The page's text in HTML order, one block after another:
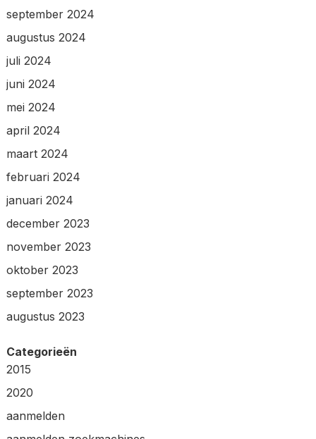
september 2024
augustus 2024
juli 2024
juni 2024
mei 2024
april 2024
maart 2024
februari 2024
januari 2024
december 2023
november 2023
oktober 2023
september 2023
augustus 2023
Categorieën
2015
2020
aanmelden